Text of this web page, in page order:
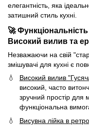
елегантність, яка
затишний стиль кухні.
🚀
Високий вилив та
Незважаючи на свій
змішувачі для кухні є
Високий вилив
високий, часто
зручний простір для
функціональна
Висувна лійка в